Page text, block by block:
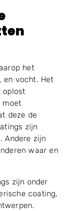
het
en vocht. Het
oplost
moet
deze de
zijn
Andere zijn
waar en
zijn onder
coating,